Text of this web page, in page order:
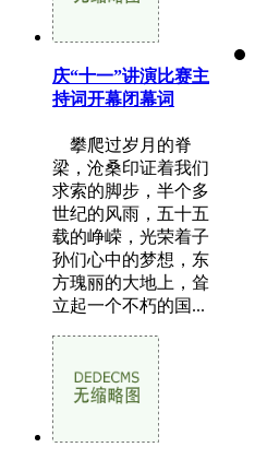
庆“十一”讲演比赛主
持词开幕闭幕词
攀爬过岁月的脊
梁，沧桑印证着我们
求索的脚步，半个多
世纪的风雨，五十五
载的峥嵘，光荣着子
孙们心中的梦想，东
方瑰丽的大地上，耸
立起一个不朽的国...